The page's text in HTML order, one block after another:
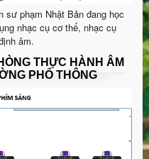
sư phạm Nhật Bản đang học
nhạc cụ cơ thể, nhạc cụ
âm.
THỰC HÀNH ÂM
PHỔ THÔNG